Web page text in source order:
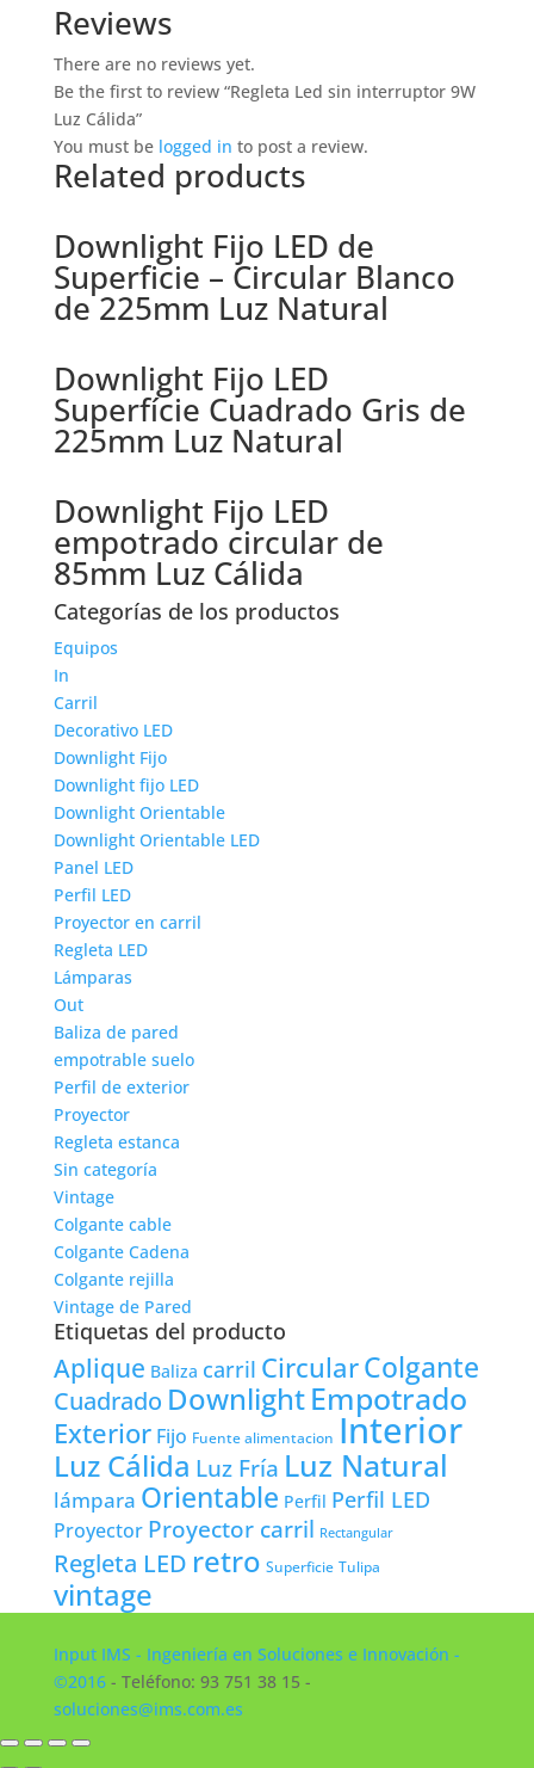
Reviews
There are no reviews yet.
Be the first to review “Regleta Led sin interruptor 9W
Luz Cálida”
You must be logged in to post a review.
Related products
Downlight Fijo LED de
Superficie – Circular Blanco
de 225mm Luz Natural
Downlight Fijo LED
Superfície Cuadrado Gris de
225mm Luz Natural
Downlight Fijo LED
empotrado circular de
85mm Luz Cálida
Categorías de los productos
Equipos
In
Carril
Decorativo LED
Downlight Fijo
Downlight fijo LED
Downlight Orientable
Downlight Orientable LED
Panel LED
Perfil LED
Proyector en carril
Regleta LED
Lámparas
Out
Baliza de pared
empotrable suelo
Perfil de exterior
Proyector
Regleta estanca
Sin categoría
Vintage
Colgante cable
Colgante Cadena
Colgante rejilla
Vintage de Pared
Etiquetas del producto
Aplique Baliza carril CircularColgante
Cuadrado DownlightEmpotrado
Exterior Fijo Fuente alimentacion Interior
Luz Cálida Luz Fría Luz Natural
lámpara Orientable Perfil Perfil LED
Proyector Proyector carril Rectangular
Regleta LED retro Superficie Tulipa
vintage
Input IMS - Ingeniería en Soluciones e Innovación -
©2016- Teléfono: 93 751 38 15 -
soluciones@ims.com.es